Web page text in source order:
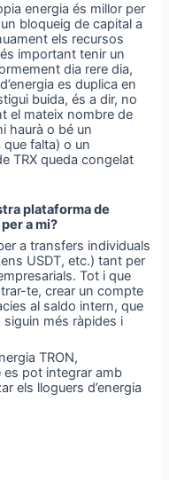
energia és millor per
bloqueig de capital a
els recursos
important tenir un
dia rere dia,
es duplica en
buida, és a dir, no
el mateix nombre de
haurà o bé un
que falta) o un
TRX queda congelat
plataforma de
a mi?
a transfers individuals
USDT, etc.) tant per
Tot i que
te, crear un compte
al saldo intern, que
més ràpides i
TRON,
es pot integrar amb
els lloguers d’energia